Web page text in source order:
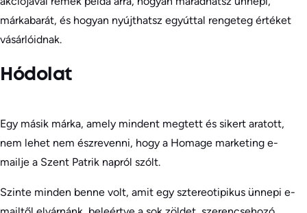
márkabarát, és hogyan nyújthatsz egyúttal rengeteg értéket
vásárlóidnak.
Hódolat
Egy másik márka, amely mindent megtett és sikert aratott,
nem lehet nem észrevenni, hogy a Homage marketing e-
mailje a Szent Patrik napról szólt.
Szinte minden benne volt, amit egy sztereotipikus ünnepi e-